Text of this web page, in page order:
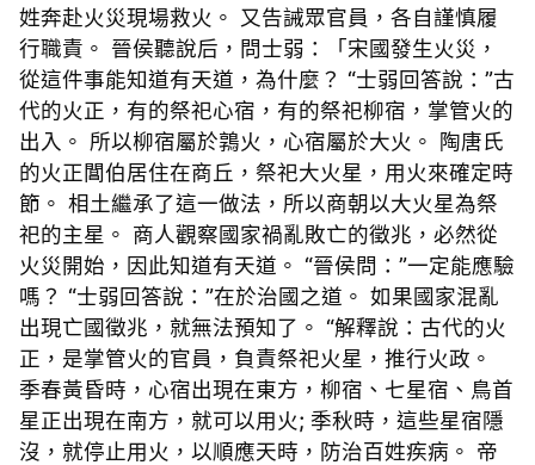
姓奔赴火災現場救火。 又告誡眾官員，各自謹慎履
行職責。 晉侯聽說后，問士弱：「宋國發生火災，
從這件事能知道有天道，為什麼？ “士弱回答說：”古
代的火正，有的祭祀心宿，有的祭祀柳宿，掌管火的
出入。 所以柳宿屬於鶉火，心宿屬於大火。 陶唐氏
的火正閶伯居住在商丘，祭祀大火星，用火來確定時
節。 相土繼承了這一做法，所以商朝以大火星為祭
祀的主星。 商人觀察國家禍亂敗亡的徵兆，必然從
火災開始，因此知道有天道。 “晉侯問：”一定能應驗
嗎？ “士弱回答說：”在於治國之道。 如果國家混亂
出現亡國徵兆，就無法預知了。 “解釋說：古代的火
正，是掌管火的官員，負責祭祀火星，推行火政。
季春黃昏時，心宿出現在東方，柳宿、七星宿、鳥首
星正出現在南方，就可以用火; 季秋時，這些星宿隱
沒，就停止用火，以順應天時，防治百姓疾病。 帝